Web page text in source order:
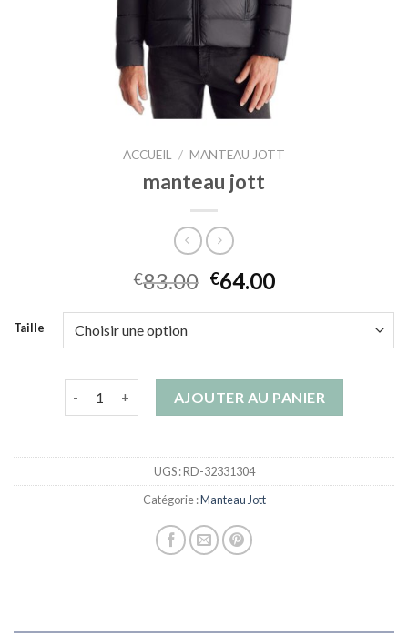
ACCUEIL / MANTEAU JOTT
manteau jott
€83.00 €64.00
Taille
AJOUTER AU PANIER
UGS :RD-32331304
Catégorie :Manteau Jott